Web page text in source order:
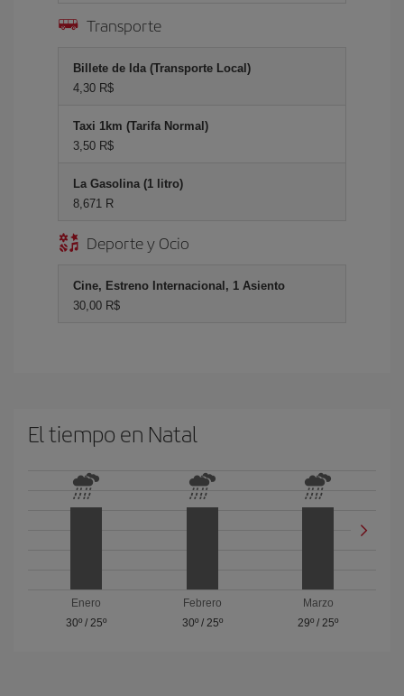
Transporte
Billete de Ida (Transporte Local)
4,30 R$
Taxi 1km (Tarifa Normal)
3,50 R$
La Gasolina (1 litro)
8,671 R
Deporte y Ocio
Cine, Estreno Internacional, 1 Asiento
30,00 R$
El tiempo en Natal
Enero
30º/ 25º
Febrero
30º/ 25º
Marzo
29º / 25º